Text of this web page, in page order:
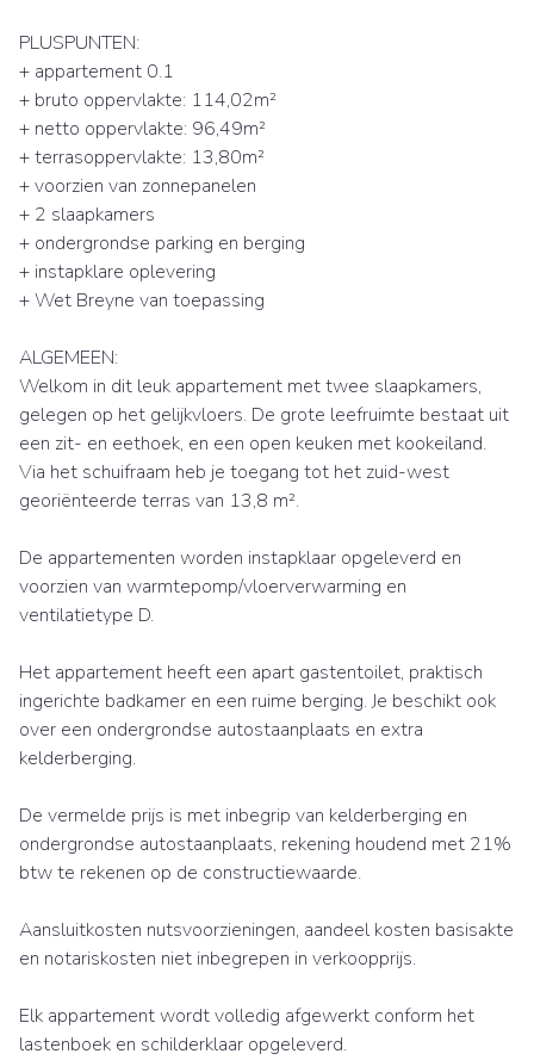
PLUSPUNTEN:
+ appartement 0.1
+ bruto oppervlakte: 114,02m²
+ netto oppervlakte: 96,49m²
+ terrasoppervlakte: 13,80m²
+ voorzien van zonnepanelen
+ 2 slaapkamers
+ ondergrondse parking en berging
+ instapklare oplevering
+ Wet Breyne van toepassing
ALGEMEEN:
Welkom in dit leuk appartement met twee slaapkamers,
gelegen op het gelijkvloers. De grote leefruimte bestaat uit
een zit- en eethoek, en een open keuken met kookeiland.
Via het schuifraam heb je toegang tot het zuid-west
georiënteerde terras van 13,8 m².
De appartementen worden instapklaar opgeleverd en
voorzien van warmtepomp/vloerverwarming en
ventilatietype D.
Het appartement heeft een apart gastentoilet, praktisch
ingerichte badkamer en een ruime berging. Je beschikt ook
over een ondergrondse autostaanplaats en extra
kelderberging.
De vermelde prijs is met inbegrip van kelderberging en
ondergrondse autostaanplaats, rekening houdend met 21%
btw te rekenen op de constructiewaarde.
Aansluitkosten nutsvoorzieningen, aandeel kosten basisakte
en notariskosten niet inbegrepen in verkoopprijs.
Elk appartement wordt volledig afgewerkt conform het
lastenboek en schilderklaar opgeleverd.